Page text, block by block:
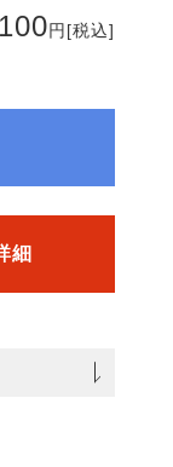
円 [税込]
細